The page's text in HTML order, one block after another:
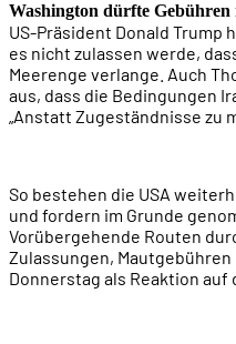
Washington dürfte Gebühren
US-Präsident Donald Trump
es nicht zulassen werde,
Meerenge verlange. Auch
aus, dass die Bedingungen
„Anstatt Zugeständnisse zu
So bestehen die USA
und fordern im Grunde
Vorübergehende Routen
Zulassungen,
Donnerstag als Reaktion